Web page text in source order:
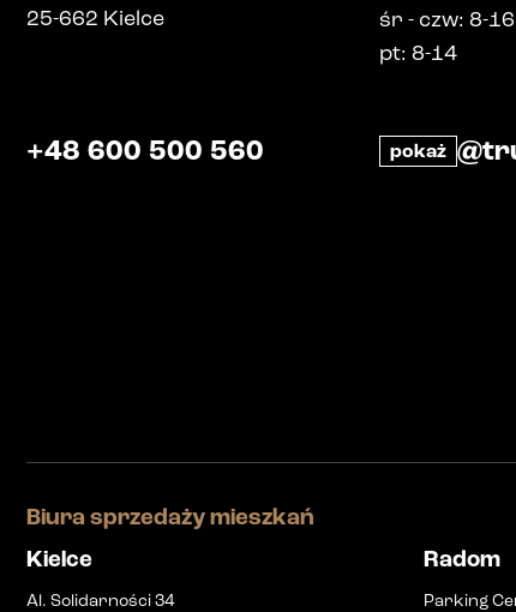
25-662 Kielce
śr - czw: 8-16
pt: 8-14
+48 600 500 560 pokaż
Biura sprzedaży mieszkań
Kielce
Al. Solidarności 34
Radom
Parking